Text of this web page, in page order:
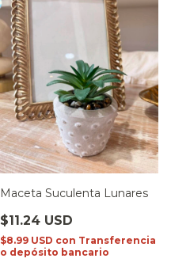
Maceta Suculenta Lunares
$11.24 USD
$8.99 USD con Transferencia
o depósito bancario